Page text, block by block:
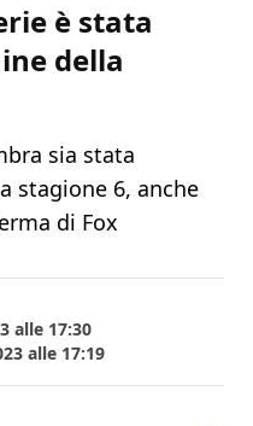
è stata
della
sia stata
stagione 6, anche
di Fox
alle 17:30
alle 17:19